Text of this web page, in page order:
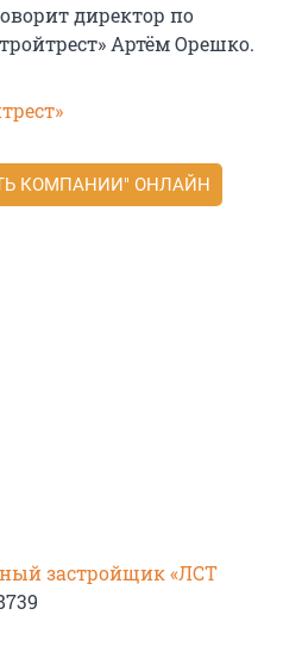
директор по
Артём Орешко.
КОМПАНИИ" ОНЛАЙН
застройщик «ЛСТ